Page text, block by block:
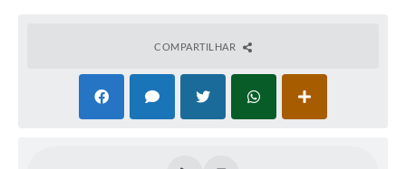
contemplando diversas linguagens, segmentos e
expressões culturais, visando fortalecer, incentivar e
valorizar a produção artística e cultural do município de
Adamantina.
COMPARTILHAR